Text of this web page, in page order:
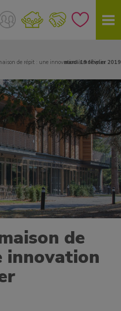
de répit : une innovation à multiplier
mardi 19 février 2019
de
innovation